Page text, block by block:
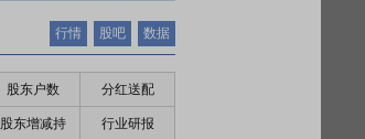
行情 股吧 数据
股东户数 分红送配
股东增减持 行业研报